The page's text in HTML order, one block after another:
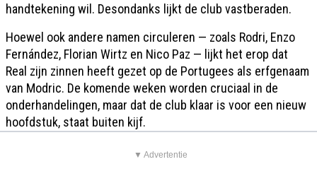
handtekening wil. Desondanks lijkt de club vastberaden.
Hoewel ook andere namen circuleren — zoals Rodri, Enzo
Fernández, Florian Wirtz en Nico Paz — lijkt het erop dat
Real zijn zinnen heeft gezet op de Portugees als erfgenaam
van Modric. De komende weken worden cruciaal in de
onderhandelingen, maar dat de club klaar is voor een nieuw
hoofdstuk, staat buiten kijf.
▼ Advertentie